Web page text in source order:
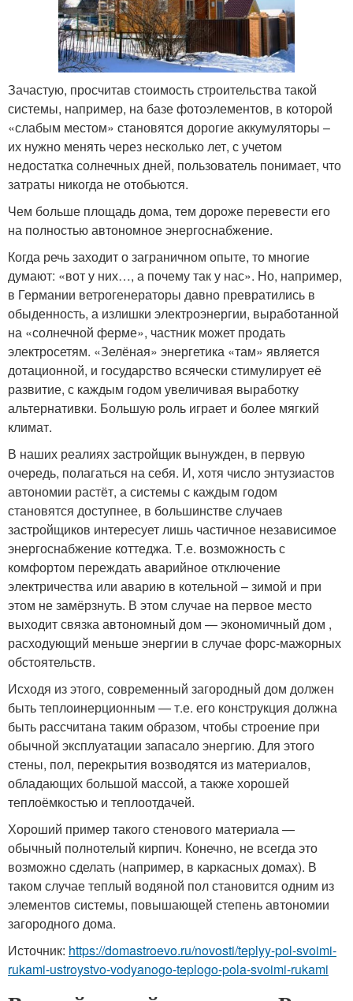
Зачастую, просчитав стоимость строительства такой
системы, например, на базе фотоэлементов, в которой
«слабым местом» становятся дорогие аккумуляторы –
их нужно менять через несколько лет, с учетом
недостатка солнечных дней, пользователь понимает, что
затраты никогда не отобьются.
Чем больше площадь дома, тем дороже перевести его
на полностью автономное энергоснабжение.
Когда речь заходит о заграничном опыте, то многие
думают: «вот у них…, а почему так у нас». Но, например,
в Германии ветрогенераторы давно превратились в
обыденность, а излишки электроэнергии, выработанной
на «солнечной ферме», частник может продать
электросетям. «Зелёная» энергетика «там» является
дотационной, и государство всячески стимулирует её
развитие, с каждым годом увеличивая выработку
альтернативки. Большую роль играет и более мягкий
климат.
В наших реалиях застройщик вынужден, в первую
очередь, полагаться на себя. И, хотя число энтузиастов
автономии растёт, а системы с каждым годом
становятся доступнее, в большинстве случаев
застройщиков интересует лишь частичное независимое
энергоснабжение коттеджа. Т.е. возможность с
комфортом переждать аварийное отключение
электричества или аварию в котельной – зимой и при
этом не замёрзнуть. В этом случае на первое место
выходит связка автономный дом — экономичный дом ,
расходующий меньше энергии в случае форс-мажорных
обстоятельств.
Исходя из этого, современный загородный дом должен
быть теплоинерционным — т.е. его конструкция должна
быть рассчитана таким образом, чтобы строение при
обычной эксплуатации запасало энергию. Для этого
стены, пол, перекрытия возводятся из материалов,
обладающих большой массой, а также хорошей
теплоёмкостью и теплоотдачей.
Хороший пример такого стенового материала —
обычный полнотелый кирпич. Конечно, не всегда это
возможно сделать (например, в каркасных домах). В
таком случае теплый водяной пол становится одним из
элементов системы, повышающей степень автономии
загородного дома.
Источник: https://domastroevo.ru/novosti/teplyy-pol-svoimi-
rukami-ustroystvo-vodyanogo-teplogo-pola-svoimi-rukami